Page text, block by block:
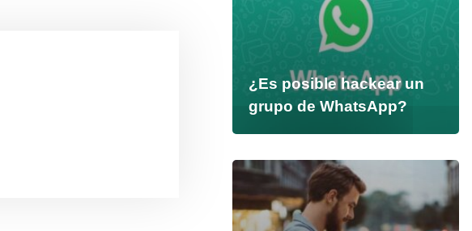
¿Es posible hackear un
grupo de WhatsApp?